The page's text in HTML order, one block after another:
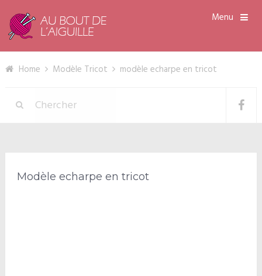
Menu
Home Modèle Tricot modèle echarpe en tricot
Modèle echarpe en tricot